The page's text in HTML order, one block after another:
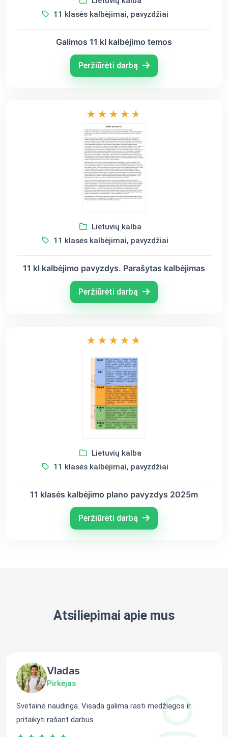
11 klasės kalbėjimai, pavyzdžiai
Galimos 11 kl kalbėjimo temos
Peržiūrėti darbą
Lietuvių kalba
11 klasės kalbėjimai, pavyzdžiai
11 kl kalbėjimo pavyzdys. Parašytas kalbėjimas
Peržiūrėti darbą
Lietuvių kalba
11 klasės kalbėjimai, pavyzdžiai
11 klasės kalbėjimo plano pavyzdys 2025m
Peržiūrėti darbą
Atsiliepimai apie mus
Vladas
Pirkėjas
Svetainė naudinga. Visada galima rasti medžiagos ir
pritaikyti rašant darbus.